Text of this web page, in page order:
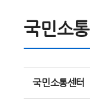
국민소통
국민소통센터